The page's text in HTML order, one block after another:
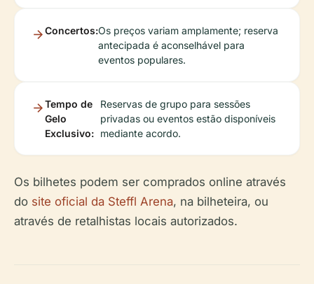
Concertos:Os preços variam amplamente; reserva
antecipada é aconselhável para
eventos populares.
Tempo de
Gelo
Exclusivo:
Reservas de grupo para sessões
privadas ou eventos estão disponíveis
mediante acordo.
Os bilhetes podem ser comprados online através
do site oficial da Steffl Arena, na bilheteira, ou
através de retalhistas locais autorizados.